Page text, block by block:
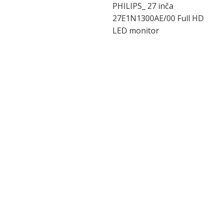
PHILIPS_ 27 inča
27E1N1300AE/00 Full HD
LED monitor